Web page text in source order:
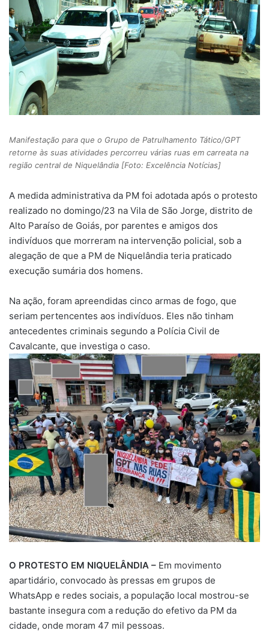
Manifestação para que o Grupo de Patrulhamento Tático/GPT
retorne às suas atividades percorreu várias ruas em carreata na
região central de Niquelândia [Foto: Excelência Notícias]
A medida administrativa da PM foi adotada após o protesto
realizado no domingo/23 na Vila de São Jorge, distrito de
Alto Paraíso de Goiás, por parentes e amigos dos
indivíduos que morreram na intervenção policial, sob a
alegação de que a PM de Niquelândia teria praticado
execução sumária dos homens.
Na ação, foram apreendidas cinco armas de fogo, que
seriam pertencentes aos indivíduos. Eles não tinham
antecedentes criminais segundo a Polícia Civil de
Cavalcante, que investiga o caso.
O PROTESTO EM NIQUELÂNDIA – Em movimento
apartidário, convocado às pressas em grupos de
WhatsApp e redes sociais, a população local mostrou-se
bastante insegura com a redução do efetivo da PM da
cidade, onde moram 47 mil pessoas.